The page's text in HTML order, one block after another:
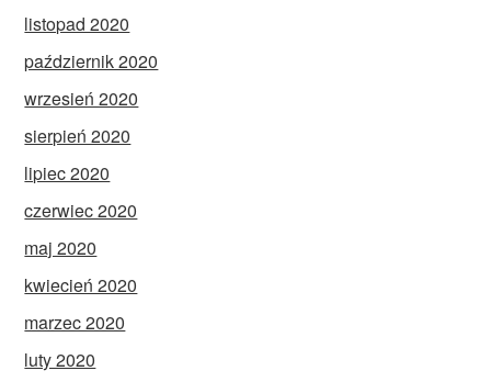
listopad 2020
październik 2020
wrzesień 2020
sierpień 2020
lipiec 2020
czerwiec 2020
maj 2020
kwiecień 2020
marzec 2020
luty 2020